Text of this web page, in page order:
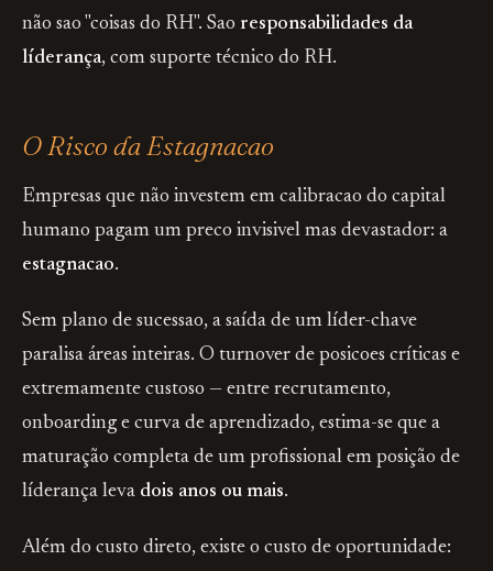
não sao "coisas do RH". Sao responsabilidades da
líderança, com suporte técnico do RH.
O Risco da Estagnacao
Empresas que não investem em calibracao do capital
humano pagam um preco invisivel mas devastador: a
estagnacao.
Sem plano de sucessao, a saída de um líder-chave
paralisa áreas inteiras. O turnover de posicoes críticas e
extremamente custoso — entre recrutamento,
onboarding e curva de aprendizado, estima-se que a
maturação completa de um profissional em posição de
líderança leva dois anos ou mais.
Além do custo direto, existe o custo de oportunidade: